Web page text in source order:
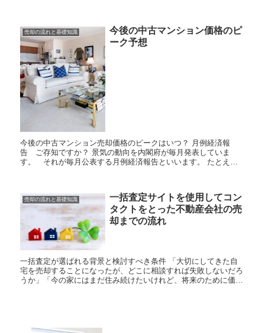
売却の流れと基礎知識
今後の中古マンション価格のピ
ーク予想
今後の中古マンション売却価格のピークはいつ？ 月例経済報
告 ご存知ですか？ 景気の動向を内閣府が毎月発表していま
す。 それが毎月公表する月例経済報告といいます。 たとえ
売却の流れと基礎知識
一括査定サイトを使用してコン
タクトをとった不動産会社の売
却までの流れ
一括査定が選ばれる背景と検討すべき条件 「大切にしてきた自
宅を売却することになったが、どこに相談すれば失敗しないだろ
うか」「今の家にはまだ住み続けたいけれど、将来のために価値